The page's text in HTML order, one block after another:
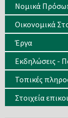
Νομικά
Οικονομικά
Έργα
Εκδηλώσεις -
Τοπικές
Στοιχεία